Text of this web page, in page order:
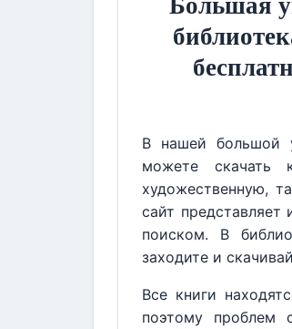
В нашей большой
можете скачать
художественную,
сайт представляет
поиском. В
заходите и
Все книги
поэтому проблем